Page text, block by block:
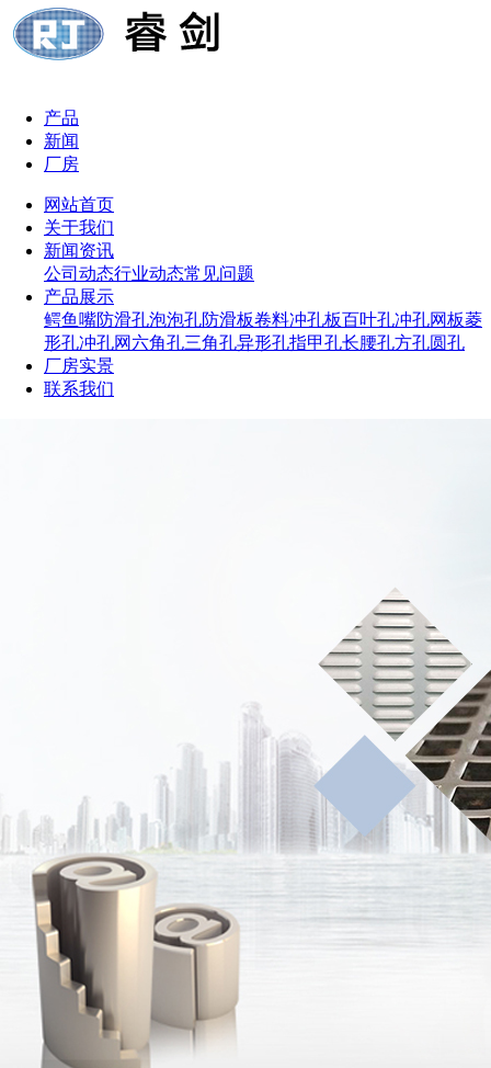
产品
新闻
厂房
网站首页
关于我们
新闻资讯
公司动态行业动态常见问题
产品展示
鳄鱼嘴防滑孔泡泡孔防滑板卷料冲孔板百叶孔冲孔网板菱
形孔冲孔网 六角孔三角孔异形孔指甲孔长腰孔方孔圆孔
厂房实景
联系我们